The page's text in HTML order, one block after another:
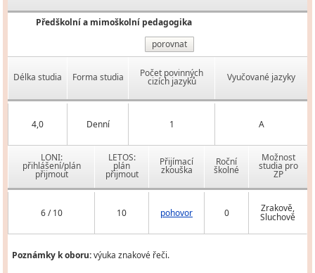
Předškolní a mimoškolní pedagogika
porovnat
Délka studia Forma studia Počet povinných
cizích jazyků Vyučované jazyky
4,0 Denní 1 A
LONI:
přihlášení/plán
přijmout
LETOS:
plán
přijmout
Přijímací
zkouška
Roční
školné
Možnost
studia pro
ZP
6 / 10 10 pohovor 0 Zrakově,
Sluchově
Poznámky k oboru:výuka znakové řeči.